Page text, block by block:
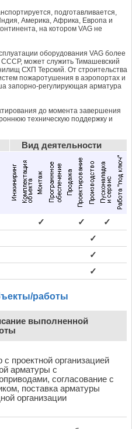
подготавливается,
Америка, Африка, Европа и
на котором VAG не
оборудования VAG более
может служить Тимашевский
СХП Терский. От строительства
пожаротушения в аэропортах и
запорно-регулирующая арматура
до момента завершения
техническую поддержку и
Вид деятельности
✓ ✓
✓
✓
✓
✓
работы
выполненной
с проектной организацией
арматуры с
согласование с
поставка арматуры
организации